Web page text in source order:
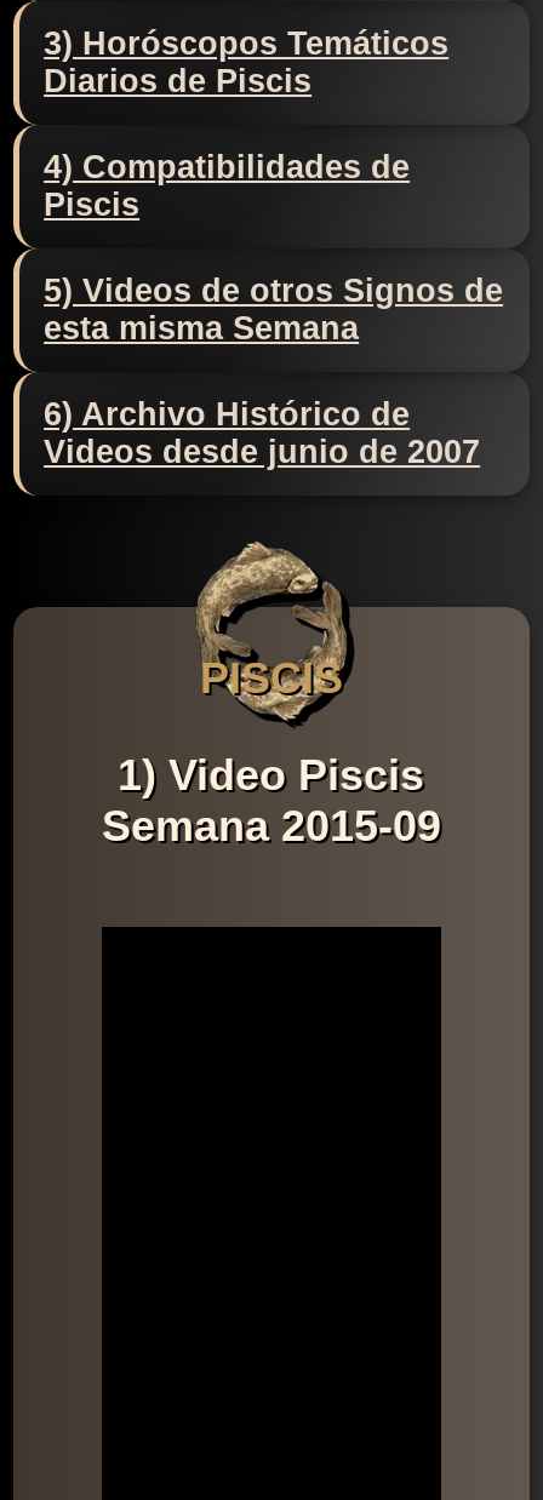
3) Horóscopos Temáticos
Diarios de Piscis
4) Compatibilidades de
Piscis
5) Videos de otros Signos de
esta misma Semana
6) Archivo Histórico de
Videos desde junio de 2007
PISCIS
1) Video Piscis
Semana 2015-09